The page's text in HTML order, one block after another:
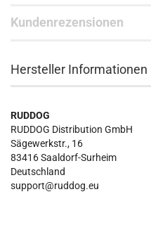
Kundenrezensionen
Hersteller Informationen
RUDDOG
RUDDOG Distribution GmbH
Sägewerkstr., 16
83416 Saaldorf-Surheim
Deutschland
support@ruddog.eu